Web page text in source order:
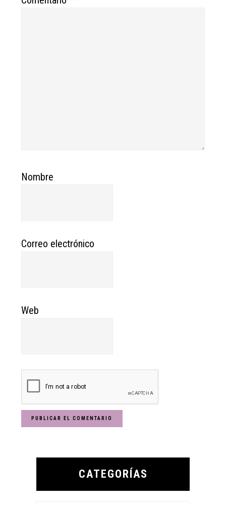
Nombre
Correo electrónico
Web
Primary
CATEGORÍAS